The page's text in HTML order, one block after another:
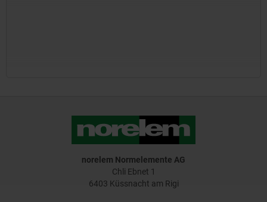
norelem Normelemente AG
Chli Ebnet 1
6403 Küssnacht am Rigi